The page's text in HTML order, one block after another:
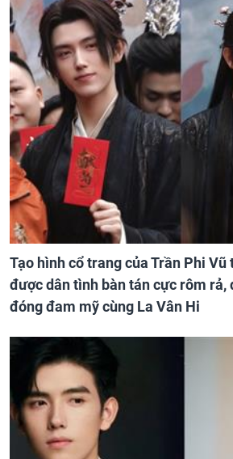
Tạo hình cổ trang của Trần Phi
được dân tình bàn tán cực rôm rả,
đóng đam mỹ cùng La Vân Hi